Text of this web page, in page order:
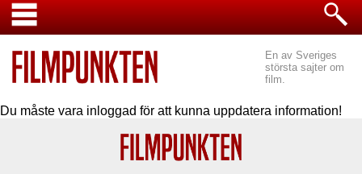
En av Sveriges
största sajter om
film.
Du måste vara inloggad för att kunna uppdatera information!